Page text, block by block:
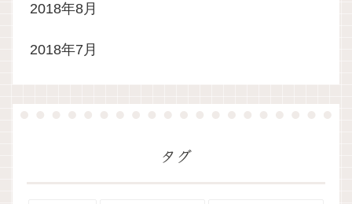
2018年8月
2018年7月
タグ